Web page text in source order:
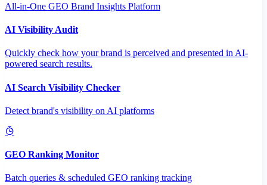
All-in-One GEO Brand Insights Platform
AI Visibility Audit
Quickly check how your brand is perceived and presented in AI-
powered search results.
AI Search Visibility Checker
Detect brand's visibility on AI platforms
GEO Ranking Monitor
Batch queries & scheduled GEO ranking tracking